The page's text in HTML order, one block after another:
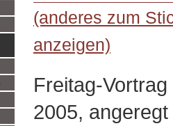
(anderes zum
anzeigen)
Freitag-
2005,